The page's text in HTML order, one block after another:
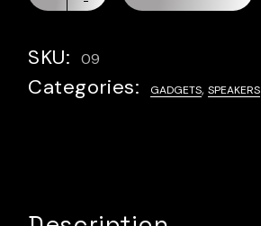
SKU: 09
Categories: GADGETS,SPEAKERS